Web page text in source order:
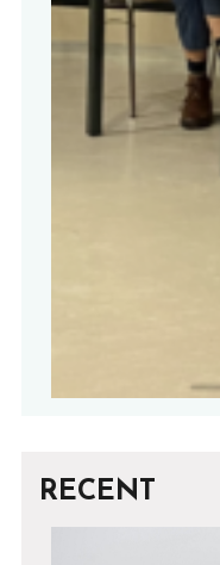
RECENT